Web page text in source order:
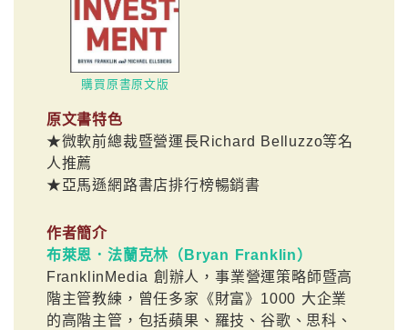
購買原書原文版
原文書特色
★微軟前總裁暨營運長Richard Belluzzo等名
人推薦
★亞馬遜網路書店排行榜暢銷書
作者簡介
布萊恩．法蘭克林（Bryan Franklin）
FranklinMedia 創辦人，事業營運策略師暨高
階主管教練，曾任多家《財富》1000 大企業
的高階主管，包括蘋果、羅技、谷歌、思科、